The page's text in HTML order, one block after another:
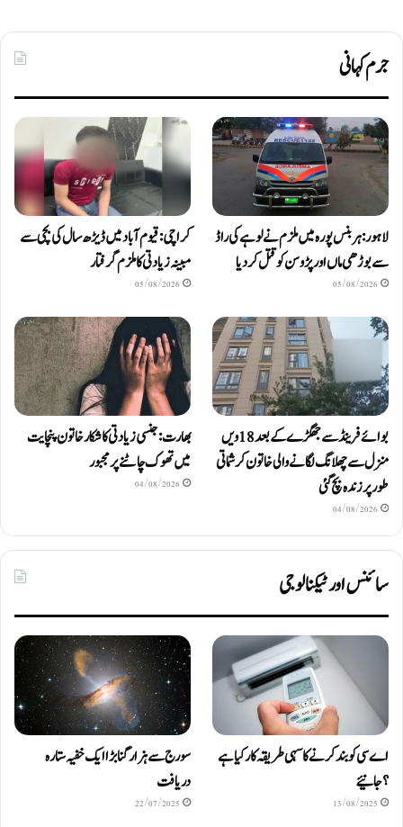
جرم کہانی
لاہور: ہربنس پورہ میں ملزم نے لوہے کی راڈ
سے بوڑھی ماں اور پڑوسن کو قتل کر دیا
05/08/2026
کراچی: قیوم آباد میں ڈیڑھ سال کی بچی سے
مبینہ زیادتی کا ملزم گرفتار
05/08/2026
بوائے فرینڈ سے جھگڑے کے بعد 18 ویں
منزل سے چھلانگ لگانے والی خاتون کرشماتی
طور پر زندہ بچ گئی
04/08/2026
بھارت: جنسی زیادتی کا شکار خاتون پنچایت
میں تھوک چاٹنے پر مجبور
04/08/2026
سائنس اور ٹیکنالوجی
اے سی کو بند کرنے کا سہی طریقہ کار کیا ہے
؟ جانیئے
13/08/2025
سورج سے ہزار گنا بڑا ایک خفیہ ستارہ
دریافت
22/07/2025